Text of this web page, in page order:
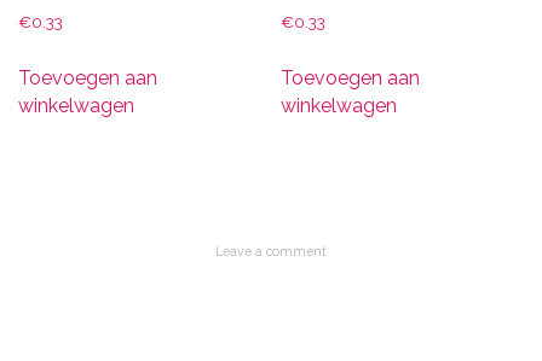
€0.33
Toevoegen aan
winkelwagen
€0.33
Toevoegen aan
winkelwagen
Leave a comment